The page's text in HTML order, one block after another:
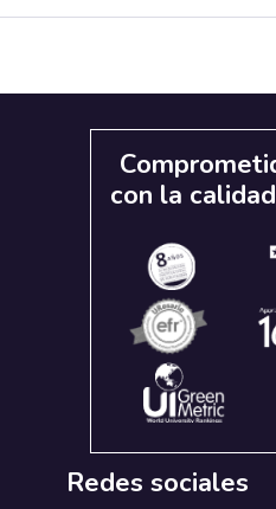
con la calidad
Redes sociales